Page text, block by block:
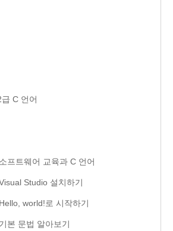
C 언어
프트웨어 교육과 C 언어
Studio 설치하기
world!로 시작하기
본 문법 알아보기